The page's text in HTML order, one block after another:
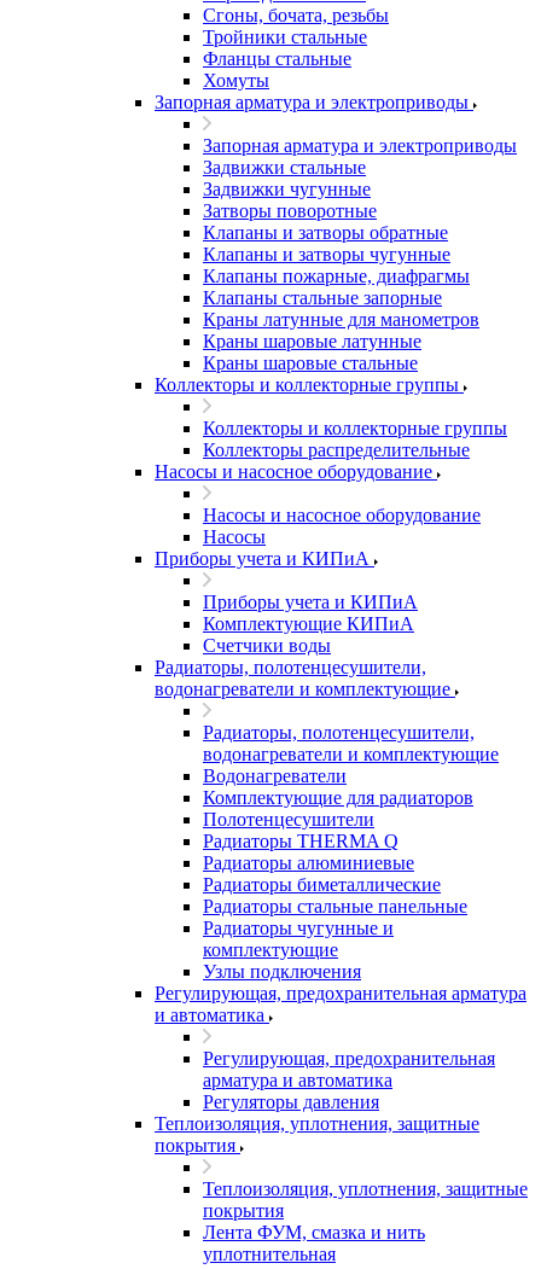
Сгоны, бочата, резьбы
Тройники стальные
Фланцы стальные
Хомуты
Запорная арматура и электроприводы
Запорная арматура и электроприводы
Задвижки стальные
Задвижки чугунные
Затворы поворотные
Клапаны и затворы обратные
Клапаны и затворы чугунные
Клапаны пожарные, диафрагмы
Клапаны стальные запорные
Краны латунные для манометров
Краны шаровые латунные
Краны шаровые стальные
Коллекторы и коллекторные группы
Коллекторы и коллекторные группы
Коллекторы распределительные
Насосы и насосное оборудование
Насосы и насосное оборудование
Насосы
Приборы учета и КИПиА
Приборы учета и КИПиА
Комплектующие КИПиА
Счетчики воды
Радиаторы, полотенцесушители,
водонагреватели и комплектующие
Радиаторы, полотенцесушители,
водонагреватели и комплектующие
Водонагреватели
Комплектующие для радиаторов
Полотенцесушители
Радиаторы THERMA Q
Радиаторы алюминиевые
Радиаторы биметаллические
Радиаторы стальные панельные
Радиаторы чугунные и
комплектующие
Узлы подключения
Регулирующая, предохранительная арматура
и автоматика
Регулирующая, предохранительная
арматура и автоматика
Регуляторы давления
Теплоизоляция, уплотнения, защитные
покрытия
Теплоизоляция, уплотнения, защитные
покрытия
Лента ФУМ, смазка и нить
уплотнительная